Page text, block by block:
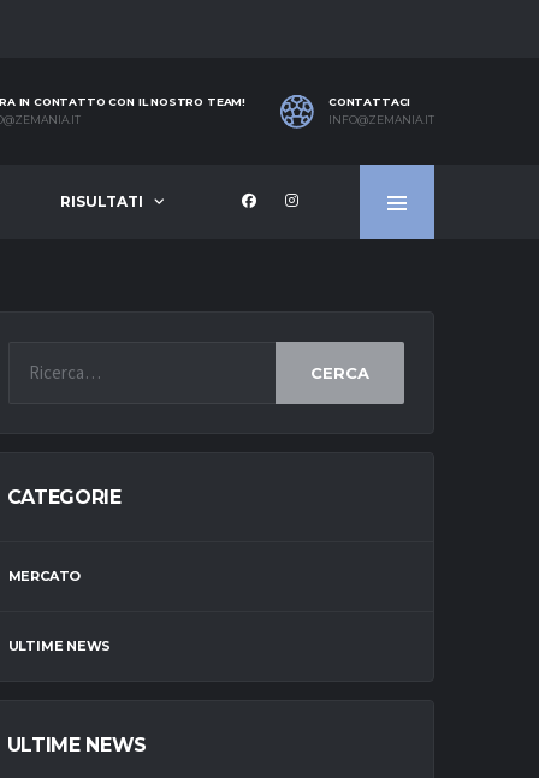
IN CONTATTO CON IL NOSTRO TEAM!
CONTATTACI
INFO@ZEMANIA.IT
RISULTATI
CERCA
CATEGORIE
MERCATO
ULTIME NEWS
ULTIME NEWS